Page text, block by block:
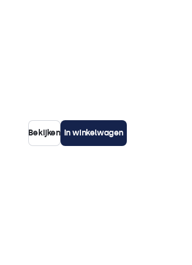
Bekijken In winkelwagen